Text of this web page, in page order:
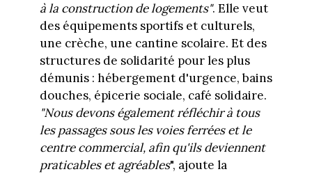
à la construction de logements". Elle veut
des équipements sportifs et culturels,
une crèche, une cantine scolaire. Et des
structures de solidarité pour les plus
démunis : hébergement d'urgence, bains
douches, épicerie sociale, café solidaire.
"Nous devons également réfléchir à tous
les passages sous les voies ferrées et le
centre commercial, afin qu'ils deviennent
praticables et agréables", ajoute la